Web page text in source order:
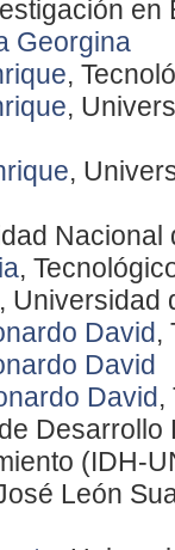
en
Georgina
,
,
,
Nacional
,
, Universidad
David,
David
David,
(IDH-
León